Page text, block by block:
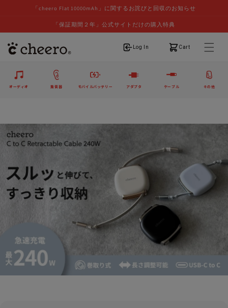
「cheero Flat 10000mAh」に関するお詫びと回収のお知らせ
「保証期間２年」公式サイトだけの購入特典
Log In
ログイン Cart
カート
オーディオ 集音器 モバイルバッテリー アダプタ ケーブル その他